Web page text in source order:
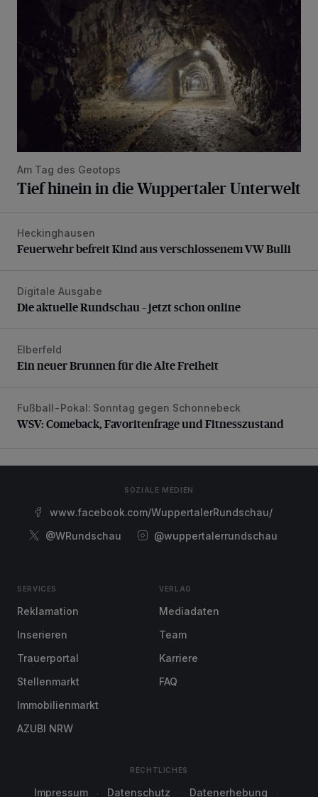
Am Tag des Geotops
Tief hinein in die Wuppertaler Unterwelt
Feuerwehr befreit Kind aus verschlossenem VW Bulli
Heckinghausen
Feuerwehr befreit Kind aus verschlossenem VW Bulli
Die aktuelle Rundschau – jetzt schon online
Digitale Ausgabe
Die aktuelle Rundschau – jetzt schon online
Ein neuer Brunnen für die Alte Freiheit
Elberfeld
Ein neuer Brunnen für die Alte Freiheit
WSV: Comeback, Favoritenfrage und Fitnesszustand
Fußball-Pokal: Sonntag gegen Schonnebeck
WSV: Comeback, Favoritenfrage und Fitnesszustand
SOZIALE MEDIEN
www.facebook.com/WuppertalerRundschau/
@WRundschau
@wuppertalerrundschau
SERVICES
Reklamation
Inserieren
Trauerportal
Stellenmarkt
Immobilienmarkt
AZUBI NRW
VERLAG
Mediadaten
Team
Karriere
FAQ
RECHTLICHES
Impressum Datenschutz Datenerhebung